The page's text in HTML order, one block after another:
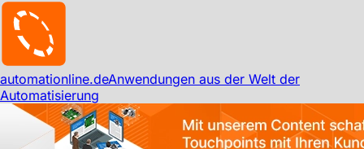
automationline.deAnwendungen aus der Welt der
Automatisierung